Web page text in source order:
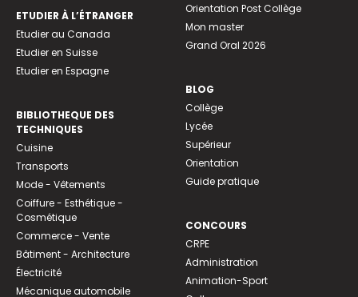
ETUDIER À L’ÉTRANGER
Etudier au Canada
Etudier en Suisse
Etudier en Espagne
BIBLIOTHEQUE DES
TECHNIQUES
Cuisine
Transports
Mode - Vêtements
Coiffure - Esthétique -
Cosmétique
Commerce - Vente
Bâtiment - Architecture
Électricité
Mécanique automobile
Orientation Post Collège
Mon master
Grand Oral 2026
BLOG
Collège
Lycée
Supérieur
Orientation
Guide pratique
CONCOURS
CRPE
Administration
Animation-Sport